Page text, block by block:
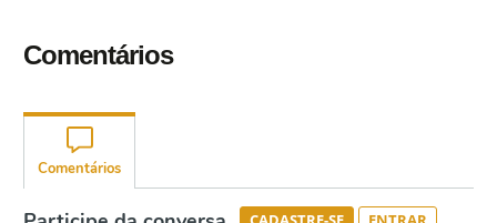
Comentários